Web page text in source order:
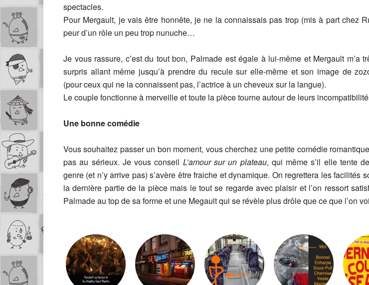
spectacles.
Pour Mergault, je vais être honnête, je ne la connaissais pas trop (mis à part chez
peur d’un rôle un peu trop nunuche…
Je vous rassure, c’est du tout bon, Palmade est égale à lui-même et Mergault m’a
surpris allant même jusqu’à prendre du recule sur elle-même et son image de
(pour ceux qui ne la connaissent pas, l’actrice à un cheveux sur la langue).
Le couple fonctionne à merveille et toute la pièce tourne autour de leurs
Une bonne comédie
Vous souhaitez passer un bon moment, vous cherchez une petite comédie
pas au sérieux. Je vous conseil L’amour sur un plateau, qui même s’il elle tente
genre (et n’y arrive pas) s’avère être fraiche et dynamique. On regrettera les facilités
la dernière partie de la pièce mais le tout se regarde avec plaisir et l’on ressort
Palmade au top de sa forme et une Megault qui se révèle plus drôle que ce que l’on